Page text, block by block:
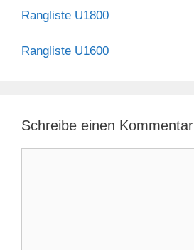
Rangliste U1800
Rangliste U1600
Schreibe einen Kommentar